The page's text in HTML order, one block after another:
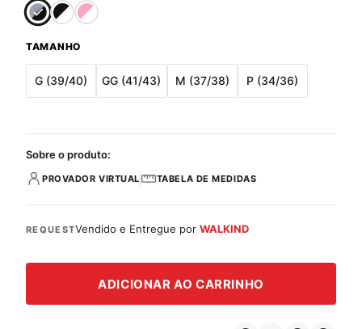
TAMANHO
G (39/40) GG (41/43) M (37/38) P (34/36)
Sobre o produto:
PROVADOR VIRTUAL TABELA DE MEDIDAS
REQUESTVendido e Entregue porWALKIND
ADICIONAR AO CARRINHO